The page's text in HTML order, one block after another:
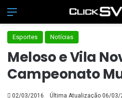
Esportes Notícias
Meloso e Vila
Campeonato
02/03/2016 Última Atualização 06/03/